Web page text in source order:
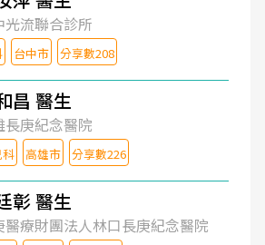
光流聯合診所
台中市 分享數208
昌 醫生
長庚紀念醫院
高雄市 分享數226
彰 醫生
醫療財團法人林口長庚紀念醫院